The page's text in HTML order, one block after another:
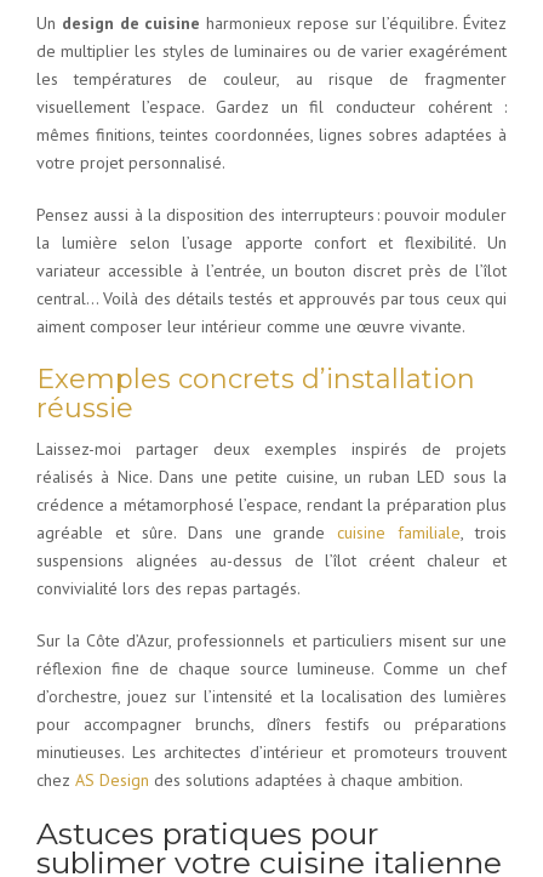
Un design de cuisine harmonieux repose sur l’équilibre. Évitez
de multiplier les styles de luminaires ou de varier exagérément
les températures de couleur, au risque de fragmenter
visuellement l’espace. Gardez un fil conducteur cohérent :
mêmes finitions, teintes coordonnées, lignes sobres adaptées à
votre projet personnalisé.
Pensez aussi à la disposition des interrupteurs : pouvoir moduler
la lumière selon l’usage apporte confort et flexibilité. Un
variateur accessible à l’entrée, un bouton discret près de l’îlot
central… Voilà des détails testés et approuvés par tous ceux qui
aiment composer leur intérieur comme une œuvre vivante.
Exemples concrets d’installation
réussie
Laissez-moi partager deux exemples inspirés de projets
réalisés à Nice. Dans une petite cuisine, un ruban LED sous la
crédence a métamorphosé l’espace, rendant la préparation plus
agréable et sûre. Dans une grandecuisine familiale , trois
suspensions alignées au-dessus de l’îlot créent chaleur et
convivialité lors des repas partagés.
Sur la Côte d’Azur, professionnels et particuliers misent sur une
réflexion fine de chaque source lumineuse. Comme un chef
d’orchestre, jouez sur l’intensité et la localisation des lumières
pour accompagner brunchs, dîners festifs ou préparations
minutieuses. Les architectes d’intérieur et promoteurs trouvent
chez AS Design des solutions adaptées à chaque ambition.
Astuces pratiques pour
sublimer votre cuisine italienne